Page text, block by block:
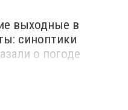
выходные в
синоптики
о погоде